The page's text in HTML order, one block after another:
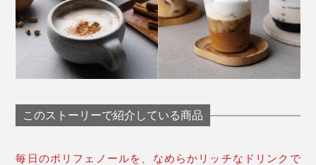
このストーリーで紹介している商品
毎日のポリフェノールを、なめらかリッチなドリンクで